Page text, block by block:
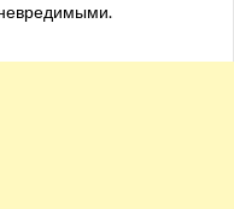
невредимыми.